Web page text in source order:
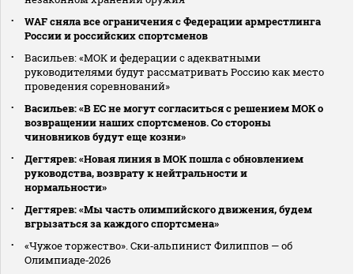
WAF сняла все ограничения с Федерации армрестлинга
России и российских спортсменов
Васильев: «МОК и федерации с адекватными
руководителями будут рассматривать Россию как место
проведения соревнований»
Васильев: «В ЕС не могут согласиться с решением МОК о
возвращении наших спортсменов. Со стороны
чиновников будут еще козни»
Дегтярев: «Новая линия в МОК пошла с обновлением
руководства, возврату к нейтральности и
нормальности»
Дегтярев: «Мы часть олимпийского движения, будем
вгрызаться за каждого спортсмена»
«Чужое торжество». Ски‑альпинист Филиппов — об
Олимпиаде‑2026